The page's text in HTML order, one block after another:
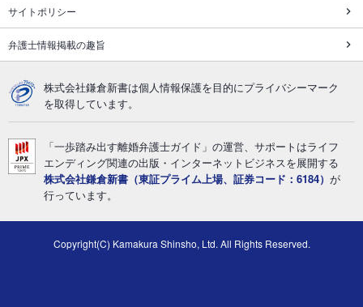
サイトポリシー
弁護士情報掲載の趣旨
株式会社鎌倉新書は個人情報保護を目的にプライバシーマーク
を取得しています。
「一歩踏み出す離婚弁護士ガイド」の運営、サポートはライフ
エンディング関連の出版・インターネットビジネスを展開する
株式会社鎌倉新書（東証プライム上場、証券コード：6184） が
行っています。
Copyright(C) Kamakura Shinsho, Ltd. All Rights Reserved.